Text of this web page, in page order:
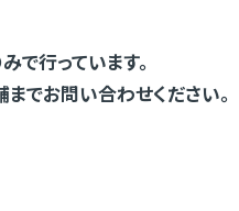
で行っています。
でお問い合わせください。